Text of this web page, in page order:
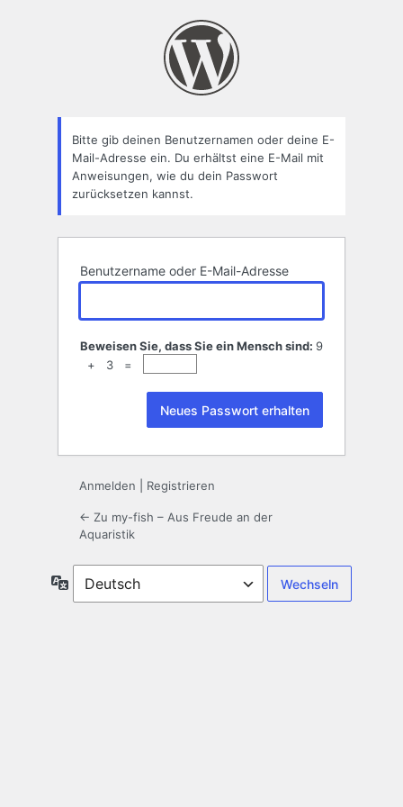
Bitte gib deinen Benutzernamen oder deine E-
Mail-Adresse ein. Du erhältst eine E-Mail mit
Anweisungen, wie du dein Passwort
zurücksetzen kannst.
Benutzername oder E-Mail-Adresse
Beweisen Sie, dass Sie ein Mensch sind: 9
+ 3 =
Anmelden Registrieren
← Zu my-fish – Aus Freude an der
Aquaristik
Sprache